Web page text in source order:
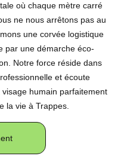
où chaque mètre carré
ne nous arrêtons pas au
une corvée logistique
par une démarche éco-
Notre force réside dans
et écoute
humain parfaitement
la vie à Trappes.